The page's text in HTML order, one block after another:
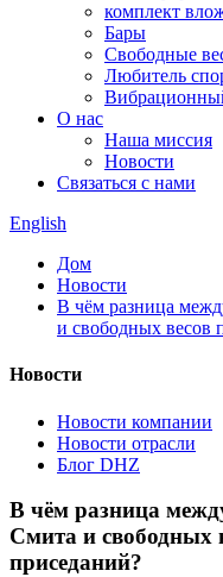
комплект
Бары
Свободные
Любитель
О нас
Наша миссия
Новости
Связаться с нами
English
Дом
Новости
В чём разница
и свободных весов
Новости
Новости компании
Новости отрасли
Блог DHZ
В чём разница
Смита и свободных
приседаний?